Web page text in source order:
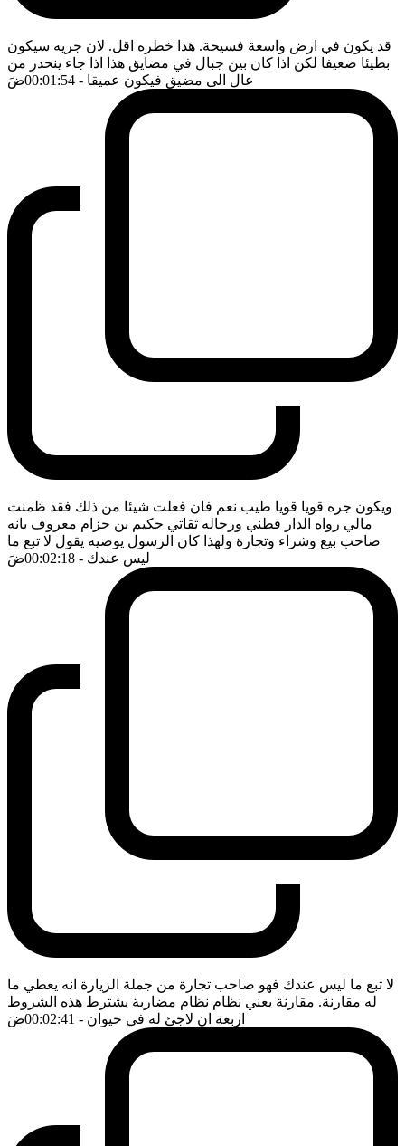
قد يكون في ارض واسعة فسيحة. هذا خطره اقل. لان جريه سيكون
بطيئا ضعيفا لكن اذا كان بين جبال في مضايق هذا اذا جاء ينحدر من
عال الى مضيق فيكون عميقا - 00:01:54 ضَ
ويكون جره قويا قويا طيب نعم فان فعلت شيئا من ذلك فقد ظمنت
مالي رواه الدار قطني ورجاله ثقاتي حكيم بن حزام معروف بانه
صاحب بيع وشراء وتجارة ولهذا كان الرسول يوصيه يقول لا تبع ما
ليس عندك - 00:02:18 ضَ
لا تبع ما ليس عندك فهو صاحب تجارة من جملة الزيارة انه يعطي ما
له مقارنة. مقارنة يعني نظام نظام مضاربة يشترط هذه الشروط
اربعة ان لاجئ له في حيوان - 00:02:41 ضَ